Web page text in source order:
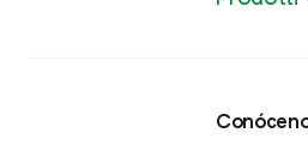
Protección de